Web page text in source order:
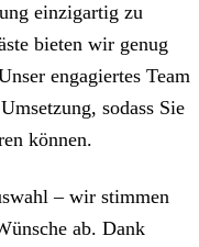
einzigartig zu
bieten wir genug
engagiertes Team
sodass Sie
können.
– wir stimmen
ab. Dank